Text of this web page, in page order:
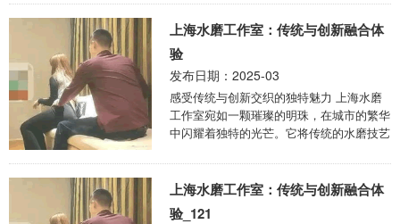
更在品质 ...
上海水磨工作室：传统与创新融合体
验
发布日期：2025-03
感受传统与创新交织的独特魅力 上海水磨
工作室宛如一颗璀璨的明珠，在城市的繁华
中闪耀着独特的光芒。它将传统的水磨技艺
前所未有 ...
上海水磨工作室：传统与创新融合体
验_121